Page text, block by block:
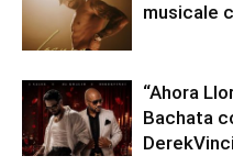
musicale
“Ahora
Bachata
DerekVinci